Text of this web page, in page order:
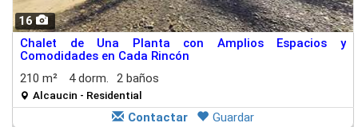
16
Chalet de Una Planta con Amplios Espacios y
Comodidades en Cada Rincón
210 m²
4 dorm. 2 baños
Alcaucin - Residential
Contactar Guardar